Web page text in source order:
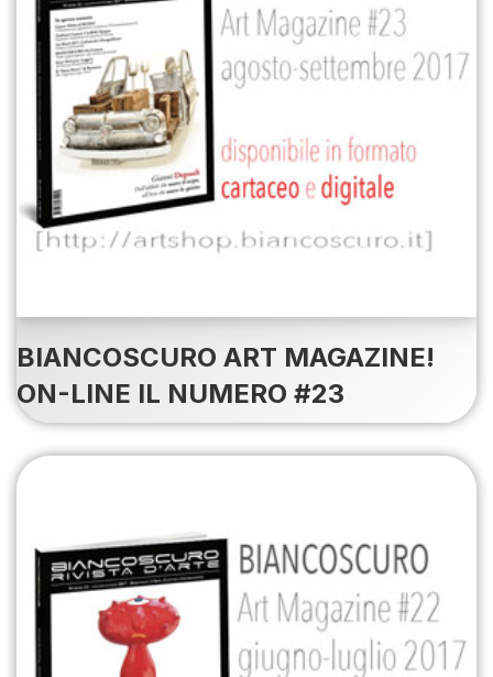
BIANCOSCURO ART MAGAZINE!
ON-LINE IL NUMERO #23